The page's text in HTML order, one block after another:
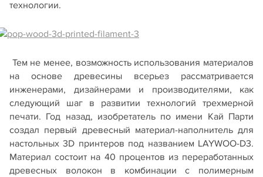
технологии.
Тем не менее, возможность использования материалов
на основе древесины всерьез рассматривается
инженерами, дизайнерами и производителями, как
следующий шаг в развитии технологий трехмерной
печати. Год назад, изобретатель по имени Кай Парти
создал первый древесный материал-наполнитель для
настольных 3D принтеров под названием LAYWOO-D3.
Материал состоит на 40 процентов из переработанных
древесных волокон в комбинации с полимерным